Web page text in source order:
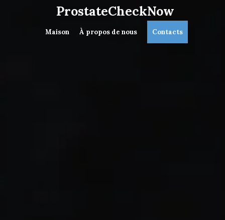
ProstateCheckNow
Maison À propos de nous Contacts